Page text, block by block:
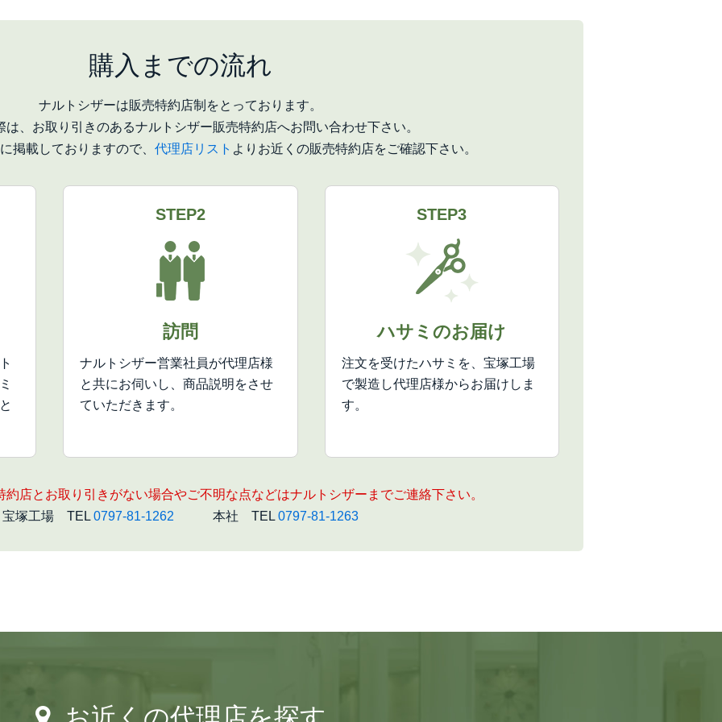
購入までの流れ
ナルトシザーは販売特約店制をとっております。
は、お取り引きのあるナルトシザー販売特約店へお問い合わせ下さい。
掲載しておりますので、 代理店リスト よりお近くの販売特約店をご確認下さい。
STEP2
訪問
ナルトシザー営業社員が代理店様
と共にお伺いし、商品説明をさせ
ていただきます。
STEP3
ハサミのお届け
注文を受けたハサミを、宝塚工場
で製造し代理店様からお届けしま
す。
店とお取り引きがない場合やご不明な点などはナルトシザーまでご連絡下さい。
宝塚工場 TEL 0797-81-1262 本社 TEL 0797-81-1263